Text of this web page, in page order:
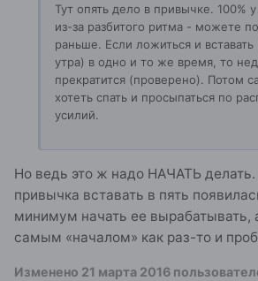
Тут опять дело в привычке. 100%
из-за разбитого ритма - можете
раньше. Если ложиться и вставать
утра) в одно и то же время, то
прекратится (проверено). Потом
хотеть спать и просыпаться по
усилий.
Но ведь это ж надо НАЧАТЬ делать.
привычка вставать в пять
минимум начать ее вырабатывать,
самым «началом» как раз-то и
Изменено 21 марта 2016